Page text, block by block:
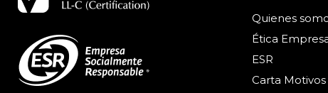
Quienes
Ética
ESR
Carta Motivos